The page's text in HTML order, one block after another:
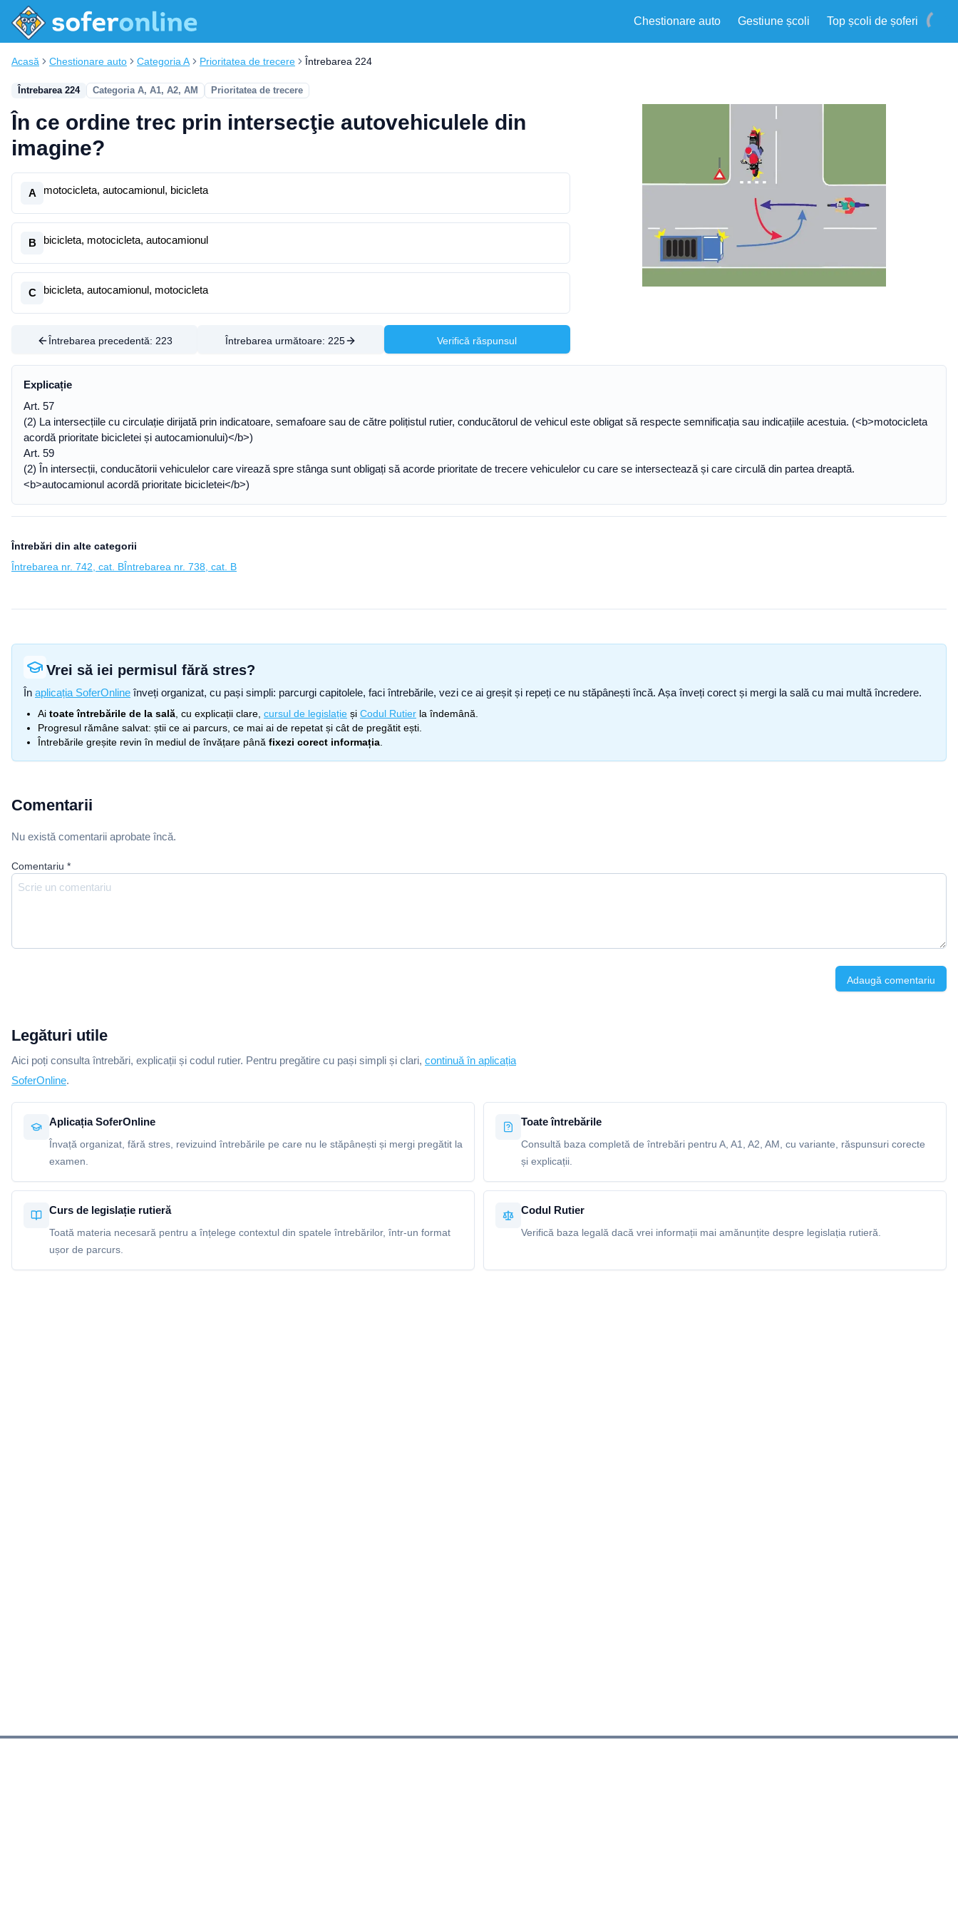
Chestionare auto Gestiune școli Top școli de șoferi
Acasă Chestionare auto Categoria A Prioritatea de trecere Întrebarea 224
Întrebarea 224 Categoria A, A1, A2, AM Prioritatea de trecere
În ce ordine trec prin intersecţie autovehiculele din
imagine?
A motocicleta, autocamionul, bicicleta
B bicicleta, motocicleta, autocamionul
C bicicleta, autocamionul, motocicleta
Întrebarea precedentă: 223 Întrebarea următoare: 225 Verifică răspunsul
Explicație
Art. 57
(2) La intersecțiile cu circulație dirijată prin indicatoare, semafoare sau de către polițistul rutier, conducătorul de vehicul este obligat să respecte semnificația sau indicațiile acestuia. (<b>motocicleta
acordă prioritate bicicletei și autocamionului)</b>)
Art. 59
(2) În intersecții, conducătorii vehiculelor care virează spre stânga sunt obligați să acorde prioritate de trecere vehiculelor cu care se intersectează și care circulă din partea dreaptă.
<b>autocamionul acordă prioritate bicicletei</b>)
Întrebări din alte categorii
Întrebarea nr. 742, cat. BÎntrebarea nr. 738, cat. B
Vrei să iei permisul fără stres?
În aplicația SoferOnline înveți organizat, cu pași simpli: parcurgi capitolele, faci întrebările, vezi ce ai greșit și repeți ce nu stăpânești încă. Așa înveți corect și mergi la sală cu mai multă încredere.
Ai toate întrebările de la sală , cu explicații clare, cursul de legislație și Codul Rutier la îndemână.
Progresul rămâne salvat: știi ce ai parcurs, ce mai ai de repetat și cât de pregătit ești.
Întrebările greșite revin în mediul de învățare până fixezi corect informația
Comentarii
Nu există comentarii aprobate încă.
Comentariu *
Adaugă comentariu
Legături utile
Aici poți consulta întrebări, explicații și codul rutier. Pentru pregătire cu pași simpli și clari, continuă în aplicația
SoferOnline.
Aplicația SoferOnline
Învață organizat, fără stres, revizuind întrebările pe care nu le stăpânești și mergi pregătit la
examen.
Toate întrebările
Consultă baza completă de întrebări pentru A, A1, A2, AM, cu variante, răspunsuri corecte
și explicații.
Curs de legislație rutieră
Toată materia necesară pentru a înțelege contextul din spatele întrebărilor, într-un format
ușor de parcurs.
Codul Rutier
Verifică baza legală dacă vrei informații mai amănunțite despre legislația rutieră.